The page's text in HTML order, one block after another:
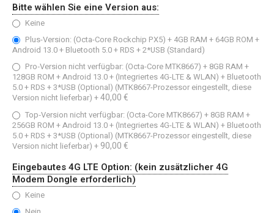
Bitte wählen Sie eine Version aus:
Keine
Plus-Version: (Octa-Core Rockchip PX5) + 4GB RAM + 64GB ROM +
Android 13.0 + Bluetooth 5.0 + RDS + 2*USB (Standard)
Pro‑Version nicht verfügbar: (Octa-Core MTK8667) + 8GB RAM +
128GB ROM + Android 13.0 + (Integriertes 4G-LTE & WLAN) + Bluetooth
5.0 + RDS + 3*USB (Optional) (MTK8667-Prozessor eingestellt, diese
Version nicht lieferbar) +40,00 €
Top‑Version nicht verfügbar: (Octa-Core MTK8667) + 8GB RAM +
256GB ROM + Android 13.0 + (Integriertes 4G-LTE & WLAN) + Bluetooth
5.0 + RDS + 3*USB (Optional) (MTK8667-Prozessor eingestellt, diese
Version nicht lieferbar) + 90,00 €
Eingebautes 4G LTE Option: (kein zusätzlicher 4G
Modem Dongle erforderlich)
Keine